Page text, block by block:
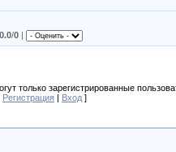
0.0/0 |
только зарегистрированные
Регистрация | Вход ]